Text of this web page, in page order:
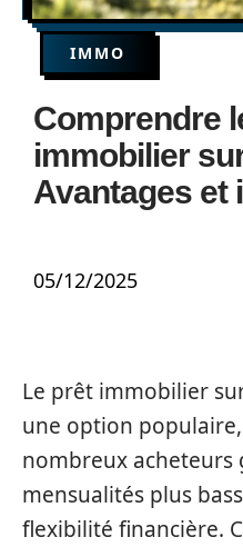
IMMO
Comprendre
immobilier
Avantages et
05/12/2025
Le prêt immobilier
une option
nombreux acheteurs
mensualités plus
flexibilité financière.